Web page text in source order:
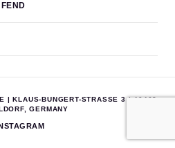
| KLAUS-BUNGERT-STRASSE 3 | 40468 D
GERMANY